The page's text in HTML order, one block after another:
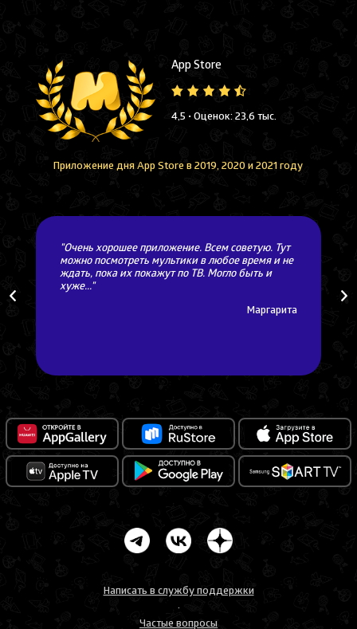
App Store
4,5 • Оценок: 23,6 тыс.
Приложение дня App Store в 2019, 2020 и 2021 году
"Очень хорошее приложение. Всем советую. Тут
можно посмотреть мультики в любое время и не
ждать, пока их покажут по ТВ. Могло быть и
хуже..."
Маргарита
Написать в службу поддержки
Частые вопросы